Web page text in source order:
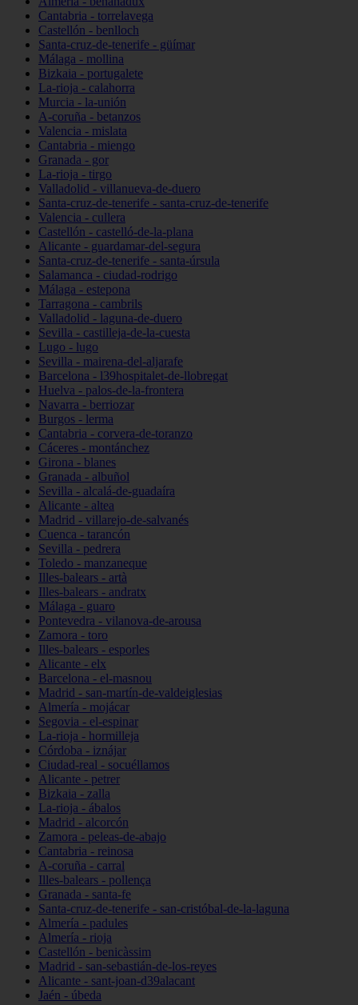
Cantabria - torrelavega
Castellón - benlloch
Santa-cruz-de-tenerife - güímar
Málaga - mollina
Bizkaia - portugalete
La-rioja - calahorra
Murcia - la-unión
A-coruña - betanzos
Valencia - mislata
Cantabria - miengo
Granada - gor
La-rioja - tirgo
Valladolid - villanueva-de-duero
Santa-cruz-de-tenerife - santa-cruz-de-tenerife
Valencia - cullera
Castellón - castelló-de-la-plana
Alicante - guardamar-del-segura
Santa-cruz-de-tenerife - santa-úrsula
Salamanca - ciudad-rodrigo
Málaga - estepona
Tarragona - cambrils
Valladolid - laguna-de-duero
Sevilla - castilleja-de-la-cuesta
Lugo - lugo
Sevilla - mairena-del-aljarafe
Barcelona - l39hospitalet-de-llobregat
Huelva - palos-de-la-frontera
Navarra - berriozar
Burgos - lerma
Cantabria - corvera-de-toranzo
Cáceres - montánchez
Girona - blanes
Granada - albuñol
Sevilla - alcalá-de-guadaíra
Alicante - altea
Madrid - villarejo-de-salvanés
Cuenca - tarancón
Sevilla - pedrera
Toledo - manzaneque
Illes-balears - artà
Illes-balears - andratx
Málaga - guaro
Pontevedra - vilanova-de-arousa
Zamora - toro
Illes-balears - esporles
Alicante - elx
Barcelona - el-masnou
Madrid - san-martín-de-valdeiglesias
Almería - mojácar
Segovia - el-espinar
La-rioja - hormilleja
Córdoba - iznájar
Ciudad-real - socuéllamos
Alicante - petrer
Bizkaia - zalla
La-rioja - ábalos
Madrid - alcorcón
Zamora - peleas-de-abajo
Cantabria - reinosa
A-coruña - carral
Illes-balears - pollença
Granada - santa-fe
Santa-cruz-de-tenerife - san-cristóbal-de-la-laguna
Almería - padules
Almería - rioja
Castellón - benicàssim
Madrid - san-sebastián-de-los-reyes
Alicante - sant-joan-d39alacant
Jaén - úbeda